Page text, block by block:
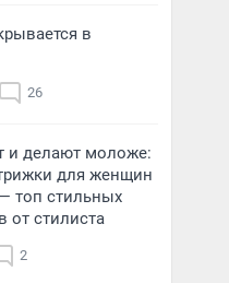
в
26
и делают моложе:
для женщин
топ стильных
от стилиста
2